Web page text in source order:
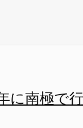
に南極で